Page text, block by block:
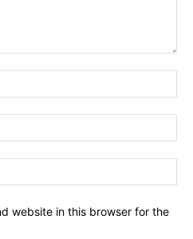
website in this browser for the